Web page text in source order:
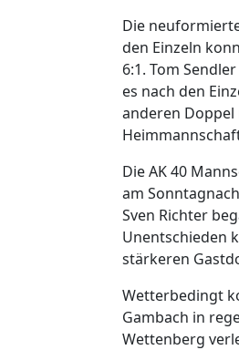
Die
den Einzeln
6:1. Tom
es nach den
anderen Doppel
Die AK 40
am
Sven Richter
Unentschieden
stärkeren
Wetterbedingt
Gambach in
Wettenberg